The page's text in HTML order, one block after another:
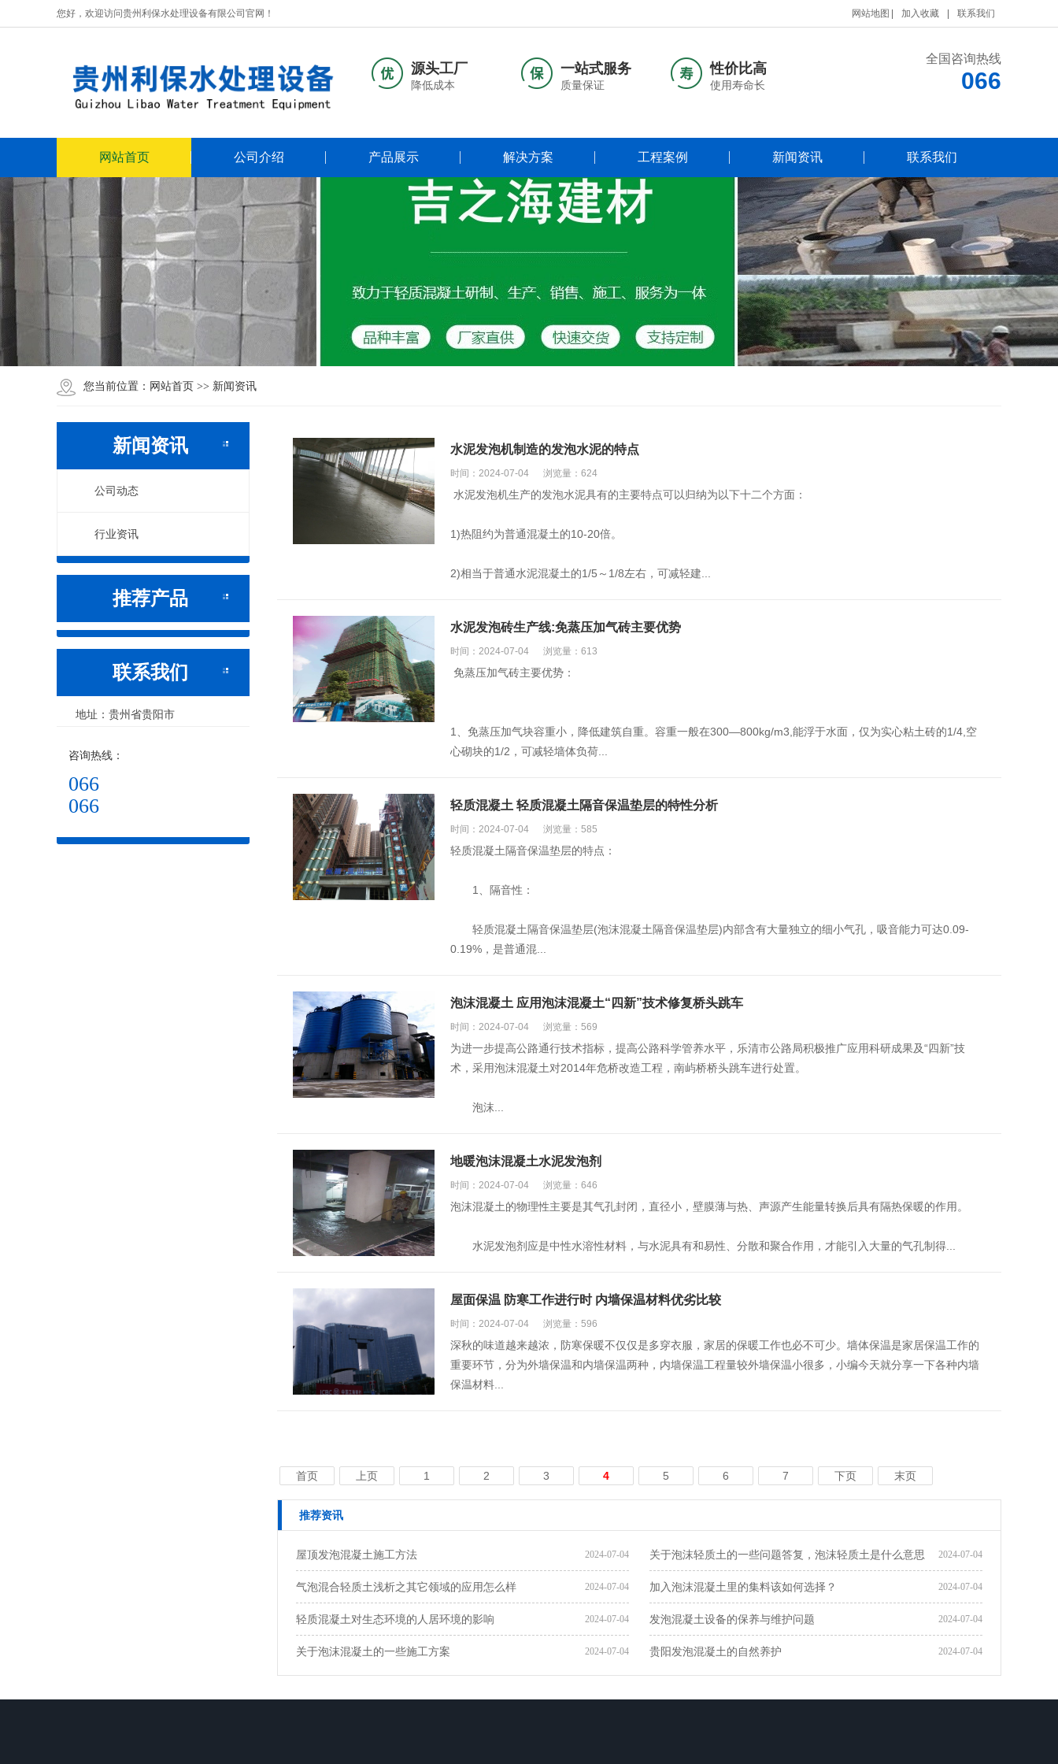
网站地图 加入收藏 联系我们
您好，欢迎访问贵州利保水处理设备有限公司官网！
源头工厂
降低成本
一站式服务
质量保证
性价比高
使用寿命长
全国咨询热线
066
网站首页 公司介绍 产品展示 解决方案 工程案例 新闻资讯 联系我们
您当前位置： 网站首页 >> 新闻资讯
新闻资讯
公司动态
行业资讯
推荐产品
联系我们
地址：贵州省贵阳市
咨询热线：
066
066
水泥发泡机制造的发泡水泥的特点
时间：2024-07-04 浏览量：624
水泥发泡机生产的发泡水泥具有的主要特点可以归纳为以下十二个方面：
1)热阻约为普通混凝土的10-20倍。
2)相当于普通水泥混凝土的1/5～1/8左右，可减轻建...
水泥发泡砖生产线:免蒸压加气砖主要优势
时间：2024-07-04 浏览量：613
免蒸压加气砖主要优势：
1、免蒸压加气块容重小，降低建筑自重。容重一般在300—800kg/m3,能浮于水面，仅为实心粘土砖的1/4,空
心砌块的1/2，可减轻墙体负荷...
轻质混凝土 轻质混凝土隔音保温垫层的特性分析
时间：2024-07-04 浏览量：585
轻质混凝土隔音保温垫层的特点：
1、隔音性：
轻质混凝土隔音保温垫层(泡沫混凝土隔音保温垫层)内部含有大量独立的细小气孔，吸音能力可达0.09-
0.19%，是普通混...
泡沫混凝土 应用泡沫混凝土“四新”技术修复桥头跳车
时间：2024-07-04 浏览量：569
为进一步提高公路通行技术指标，提高公路科学管养水平，乐清市公路局积极推广应用科研成果及“四新”技
术，采用泡沫混凝土对2014年危桥改造工程，南屿桥桥头跳车进行处置。
泡沫...
地暖泡沫混凝土水泥发泡剂
时间：2024-07-04 浏览量：646
泡沫混凝土的物理性主要是其气孔封闭，直径小，壁膜薄与热、声源产生能量转换后具有隔热保暖的作用。
水泥发泡剂应是中性水溶性材料，与水泥具有和易性、分散和聚合作用，才能引入大量的气孔制得...
屋面保温 防寒工作进行时 内墙保温材料优劣比较
时间：2024-07-04 浏览量：596
深秋的味道越来越浓，防寒保暖不仅仅是多穿衣服，家居的保暖工作也必不可少。墙体保温是家居保温工作的
重要环节，分为外墙保温和内墙保温两种，内墙保温工程量较外墙保温小很多，小编今天就分享一下各种内墙
保温材料...
首页 上页 1 2 3 4 5 6 7 下页 末页
推荐资讯
2024-07-04
屋顶发泡混凝土施工方法 2024-07-04
关于泡沫轻质土的一些问题答复，泡沫轻质土是什么意思
2024-07-04
气泡混合轻质土​浅析之其它领域的应用怎么样 2024-07-04
加入泡沫混凝土里的集料该如何选择？
2024-07-04
轻质混凝土对生态环境的人居环境的影响 2024-07-04
发泡混凝土设备的保养与维护问题
2024-07-04
关于泡沫混凝土的一些施工方案 2024-07-04
贵阳发泡混凝土的自然养护